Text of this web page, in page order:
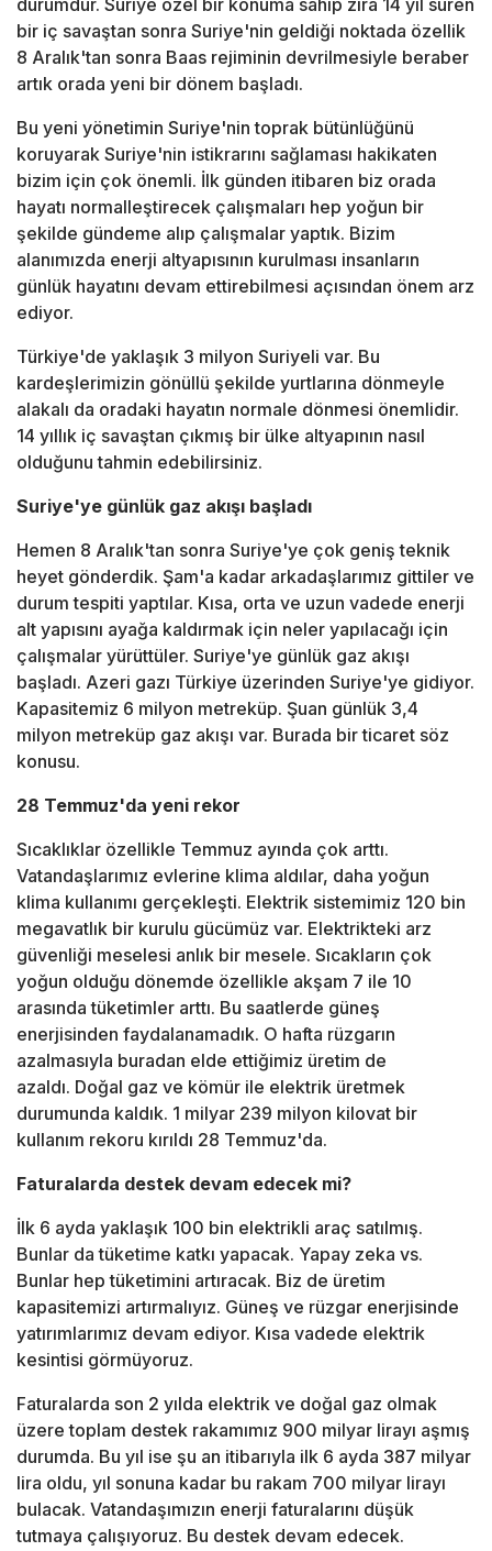
durumdur. Suriye özel bir konuma sahip zira 14 yıl süren
bir iç savaştan sonra Suriye'nin geldiği noktada özellik
8 Aralık'tan sonra Baas rejiminin devrilmesiyle beraber
artık orada yeni bir dönem başladı.
Bu yeni yönetimin Suriye'nin toprak bütünlüğünü
koruyarak Suriye'nin istikrarını sağlaması hakikaten
bizim için çok önemli. İlk günden itibaren biz orada
hayatı normalleştirecek çalışmaları hep yoğun bir
şekilde gündeme alıp çalışmalar yaptık. Bizim
alanımızda enerji altyapısının kurulması insanların
günlük hayatını devam ettirebilmesi açısından önem arz
ediyor.
Türkiye'de yaklaşık 3 milyon Suriyeli var. Bu
kardeşlerimizin gönüllü şekilde yurtlarına dönmeyle
alakalı da oradaki hayatın normale dönmesi önemlidir.
14 yıllık iç savaştan çıkmış bir ülke altyapının nasıl
olduğunu tahmin edebilirsiniz.
Suriye'ye günlük gaz akışı başladı
Hemen 8 Aralık'tan sonra Suriye'ye çok geniş teknik
heyet gönderdik. Şam'a kadar arkadaşlarımız gittiler ve
durum tespiti yaptılar. Kısa, orta ve uzun vadede enerji
alt yapısını ayağa kaldırmak için neler yapılacağı için
çalışmalar yürüttüler. Suriye'ye günlük gaz akışı
başladı. Azeri gazı Türkiye üzerinden Suriye'ye gidiyor.
Kapasitemiz 6 milyon metreküp. Şuan günlük 3,4
milyon metreküp gaz akışı var. Burada bir ticaret söz
konusu.
28 Temmuz'da yeni rekor
Sıcaklıklar özellikle Temmuz ayında çok arttı.
Vatandaşlarımız evlerine klima aldılar, daha yoğun
klima kullanımı gerçekleşti. Elektrik sistemimiz 120 bin
megavatlık bir kurulu gücümüz var. Elektrikteki arz
güvenliği meselesi anlık bir mesele. Sıcakların çok
yoğun olduğu dönemde özellikle akşam 7 ile 10
arasında tüketimler arttı. Bu saatlerde güneş
enerjisinden faydalanamadık. O hafta rüzgarın
azalmasıyla buradan elde ettiğimiz üretim de
azaldı. Doğal gaz ve kömür ile elektrik üretmek
durumunda kaldık. 1 milyar 239 milyon kilovat bir
kullanım rekoru kırıldı 28 Temmuz'da.
Faturalarda destek devam edecek mi?
İlk 6 ayda yaklaşık 100 bin elektrikli araç satılmış.
Bunlar da tüketime katkı yapacak. Yapay zeka vs.
Bunlar hep tüketimini artıracak. Biz de üretim
kapasitemizi artırmalıyız. Güneş ve rüzgar enerjisinde
yatırımlarımız devam ediyor. Kısa vadede elektrik
kesintisi görmüyoruz.
Faturalarda son 2 yılda elektrik ve doğal gaz olmak
üzere toplam destek rakamımız 900 milyar lirayı aşmış
durumda. Bu yıl ise şu an itibarıyla ilk 6 ayda 387 milyar
lira oldu, yıl sonuna kadar bu rakam 700 milyar lirayı
bulacak. Vatandaşımızın enerji faturalarını düşük
tutmaya çalışıyoruz. Bu destek devam edecek.